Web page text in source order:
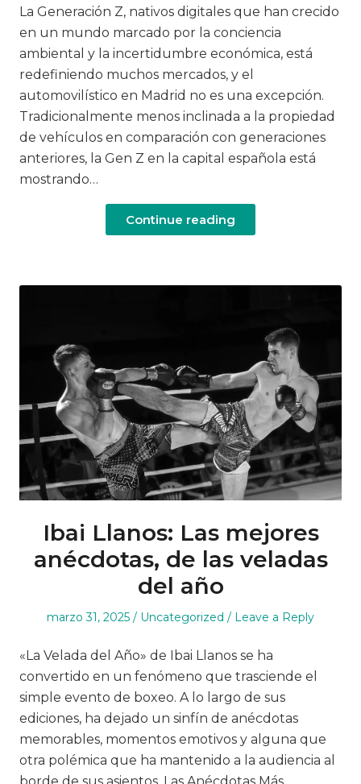
La Generación Z, nativos digitales que han crecido
en un mundo marcado por la conciencia
ambiental y la incertidumbre económica, está
redefiniendo muchos mercados, y el
automovilístico en Madrid no es una excepción.
Tradicionalmente menos inclinada a la propiedad
de vehículos en comparación con generaciones
anteriores, la Gen Z en la capital española está
mostrando…
Continue reading
Ibai Llanos: Las mejores
anécdotas, de las veladas
del año
Posted
marzo 31, 2025
Posted
Uncategorized Leave a Reply
«La Velada del Año» de Ibai Llanos se ha
convertido en un fenómeno que trasciende el
simple evento de boxeo. A lo largo de sus
ediciones, ha dejado un sinfín de anécdotas
memorables, momentos emotivos y alguna que
otra polémica que ha mantenido a la audiencia al
borde de sus asientos. Las Anécdotas Más